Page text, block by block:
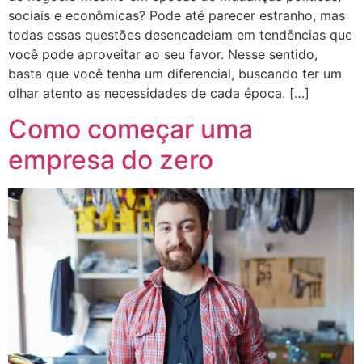
sociais e econômicas? Pode até parecer estranho, mas
todas essas questões desencadeiam em tendências que
você pode aproveitar ao seu favor. Nesse sentido,
basta que você tenha um diferencial, buscando ter um
olhar atento as necessidades de cada época. […]
Como começar uma
empresa do zero